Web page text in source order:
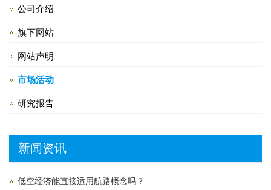
公司介绍
旗下网站
网站声明
市场活动
研究报告
新闻资讯
低空经济能直接适用航路概念吗？